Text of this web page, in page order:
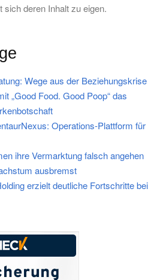
deren Inhalt zu eigen.
Wege aus der Beziehungskrise
„Good Food. Good Poop“ das
Operations-Plattform für
ihre Vermarktung falsch angehen
ausbremst
erzielt deutliche Fortschritte bei